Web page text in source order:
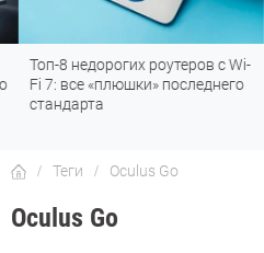
Топ-8 недорогих роутеров с Wi-
Fi 7: все «плюшки» последнего
стандарта
Теги Oculus Go
Oculus Go